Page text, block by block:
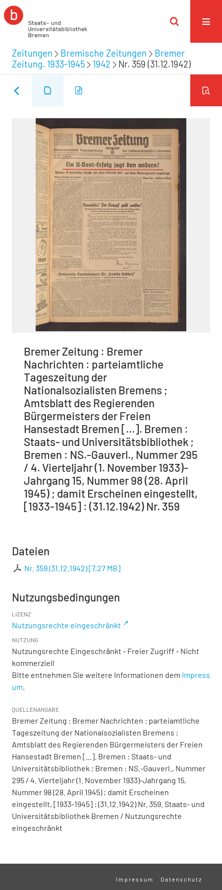
Zeitungen Bremische Zeitungen
Bremer
Zeitung. 1933-1945
1942 Nr. 359 (31.12.1942)
Bremer Zeitung : Bremer
Nachrichten : parteiamtliche
Tageszeitung der
Nationalsozialisten Bremens ;
Amtsblatt des Regierenden
Bürgermeisters der Freien
Hansestadt Bremen [...]. Bremen :
Staats- und Universitätsbibliothek ;
Bremen : NS.-Gauverl., Nummer 295
/ 4. Vierteljahr (1. November 1933)-
Jahrgang 15, Nummer 98 (28. April
1945) ; damit Erscheinen eingestellt,
[1933-1945] : (31.12.1942) Nr. 359
Dateien
Nr. 359 (31.12.1942)[7,27 MB]
Nutzungsbedingungen
LIZENZ
Nutzungsrechte eingeschränkt
NUTZUNG
Nutzungsrechte Eingeschränkt - Freier Zugriff - Nicht
kommerziell
Bitte entnehmen Sie weitere Informationen dem Impress
um
QUELLENANGABE
Bremer Zeitung : Bremer Nachrichten : parteiamtliche
Tageszeitung der Nationalsozialisten Bremens ;
Amtsblatt des Regierenden Bürgermeisters der Freien
Hansestadt Bremen [...]. Bremen : Staats- und
Universitätsbibliothek ; Bremen : NS.-Gauverl., Nummer
295 / 4. Vierteljahr (1. November 1933)-Jahrgang 15,
Nummer 98 (28. April 1945) ; damit Erscheinen
eingestellt, [1933-1945] : (31.12.1942) Nr. 359. Staats- und
Universitätsbibliothek Bremen / Nutzungsrechte
eingeschränkt
Impressum Datenschutz